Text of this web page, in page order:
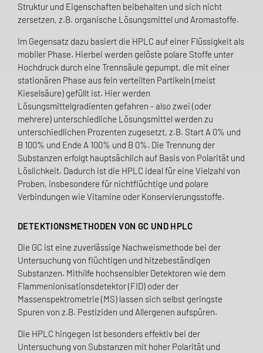
Struktur und Eigenschaften beibehalten und sich nicht
zersetzen, z.B. organische Lösungsmittel und Aromastoffe.
Im Gegensatz dazu basiert die HPLC auf einer Flüssigkeit als
mobiler Phase. Hierbei werden gelöste polare Stoffe unter
Hochdruck durch eine Trennsäule gepumpt, die mit einer
stationären Phase aus fein verteilten Partikeln (meist
Kieselsäure) gefüllt ist. Hier werden
Lösungsmittelgradienten gefahren - also zwei (oder
mehrere) unterschiedliche Lösungsmittel werden zu
unterschiedlichen Prozenten zugesetzt, z.B. Start A 0% und
B 100% und Ende A 100% und B 0%. Die Trennung der
Substanzen erfolgt hauptsächlich auf Basis von Polarität und
Löslichkeit. Dadurch ist die HPLC ideal für eine Vielzahl von
Proben, insbesondere für nichtflüchtige und polare
Verbindungen wie Vitamine oder Konservierungsstoffe.
DETEKTIONSMETHODEN VON GC UND HPLC
Die GC ist eine zuverlässige Nachweismethode bei der
Untersuchung von flüchtigen und hitzebeständigen
Substanzen. Mithilfe hochsensibler Detektoren wie dem
Flammenionisationsdetektor (FID) oder der
Massenspektrometrie (MS) lassen sich selbst geringste
Spuren von z.B. Pestiziden und Allergenen aufspüren.
Die HPLC hingegen ist besonders effektiv bei der
Untersuchung von Substanzen mit hoher Polarität und